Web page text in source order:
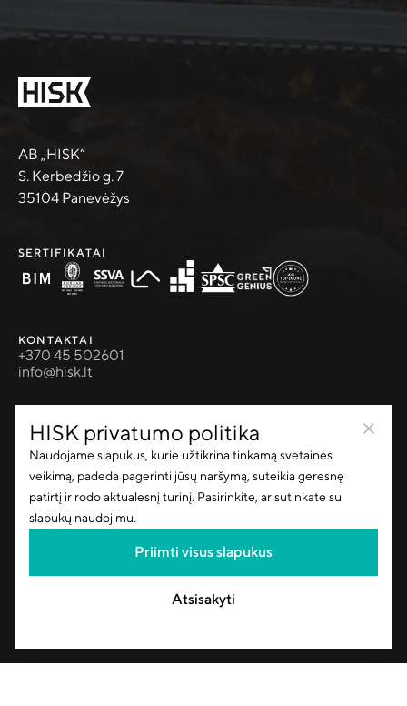
HISK privatumo politika
Naudojame slapukus, kurie užtikrina tinkamą svetainės
veikimą, padeda pagerinti jūsų naršymą, suteikia geresnę
patirtį ir rodo aktualesnį turinį. Pasirinkite, ar sutinkate su
slapukų naudojimu.
Priimti visus slapukus
Atsisakyti
AB „HISK“
S. Kerbedžio g. 7
35104 Panevėžys
SERTIFIKATAI
KONTAKTAI
+370 45 502601
info@hisk.lt
PASLAUGOS
Projektų valdymas
Projektavimas
Pervežimai
Laboratorija
Inertinės medžiagos
Asfalbetonis